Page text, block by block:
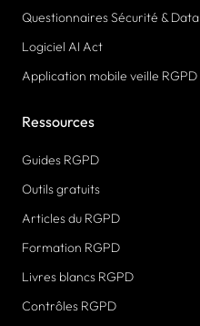
Questionnaires Sécurité & Data
Logiciel AI Act
Application mobile veille RGPD
Ressources
Guides RGPD
Outils gratuits
Articles du RGPD
Formation RGPD
Livres blancs RGPD
Contrôles RGPD